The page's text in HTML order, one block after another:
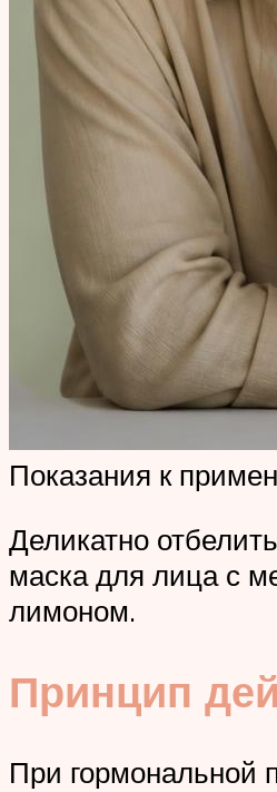
Показания к
Деликатно
маска для лица с
лимоном.
Принцип
При гормональной